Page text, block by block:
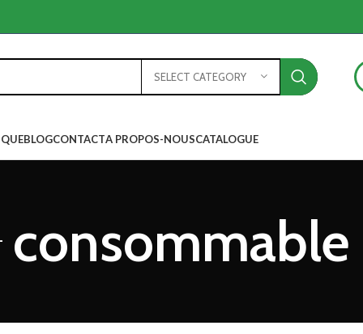
SELECT CATEGORY
Produit de santé
poitrine
BLOGCONTACTA PROPOS-NOUSCATALOGUE
Cheville Bretelles
Corsets de taille,de
Sangles d’épaule et de
consommable